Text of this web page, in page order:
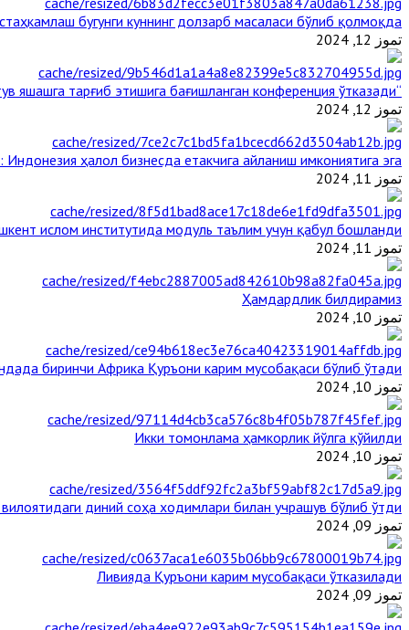
бугунги куннинг долзарб масаласи бўлиб қолмоқда
تموز 12, 2024
“Ал-Азҳар” Таиландда динларнинг тинч-тотув яшашга тарғиб этишига бағишланган конференция ўтказади
تموز 12, 2024
ҳалол бизнесда етакчига айланиш имкониятига эга
تموز 11, 2024
ислом институтида модуль таълим учун қабул бошланди
تموز 11, 2024
Ҳамдардлик билдирамиз
تموز 10, 2024
биринчи Aфрика Қуръони карим мусобақаси бўлиб ўтади
تموز 10, 2024
Икки томонлама ҳамкорлик йўлга қўйилди
تموز 10, 2024
диний соҳа ходимлари билан учрашув бўлиб ўтди
تموز 09, 2024
Ливияда Қуръони карим мусобақаси ўтказилади
تموز 09, 2024